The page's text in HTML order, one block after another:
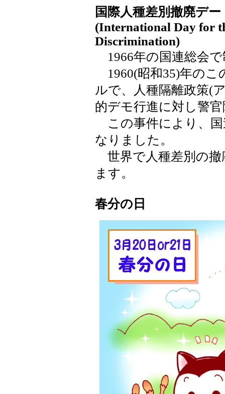
国際人種差別撤廃デー
(International Day for
Discrimination)
1966年の国連総会
1960(昭和35)年のこ
ルで、人種隔離政策(
的デモ行進に対し警
この事件により、国
なりました。
世界で人種差別の撤
ます。
春分の日